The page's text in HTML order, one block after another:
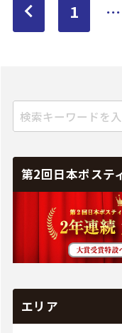
1 …
第2回日本ポステ
エリア